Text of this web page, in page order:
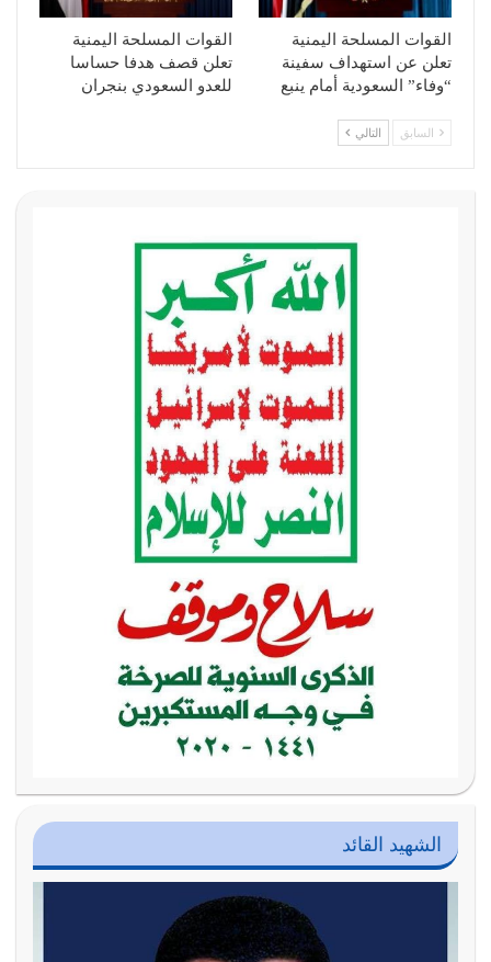
القوات المسلحة اليمنية
تعلن عن استهداف سفينة
“وفاء” السعودية أمام ينبع
القوات المسلحة اليمنية
تعلن قصف هدفا حساسا
للعدو السعودي بنجران
السابق التالي
الشهيد القائد